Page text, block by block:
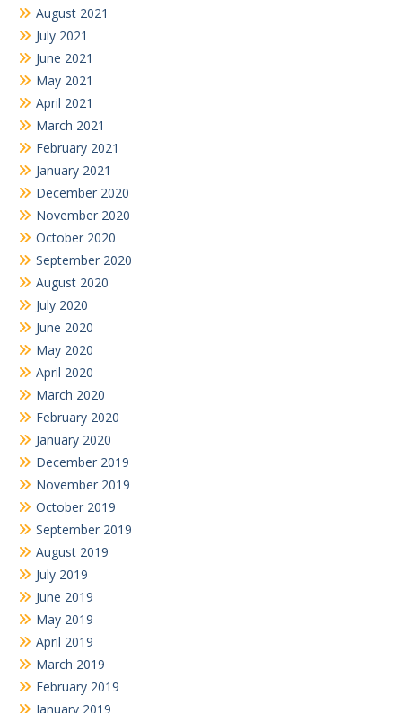
August 2021
July 2021
June 2021
May 2021
April 2021
March 2021
February 2021
January 2021
December 2020
November 2020
October 2020
September 2020
August 2020
July 2020
June 2020
May 2020
April 2020
March 2020
February 2020
January 2020
December 2019
November 2019
October 2019
September 2019
August 2019
July 2019
June 2019
May 2019
April 2019
March 2019
February 2019
January 2019